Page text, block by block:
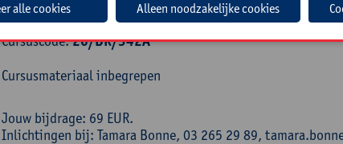
Praktisch
Cursuscode:26/DR/342A
Cursusmateriaal inbegrepen
Jouw bijdrage: 69 EUR.
Inlichtingen bij: Tamara Bonne, 03 265 29 89,